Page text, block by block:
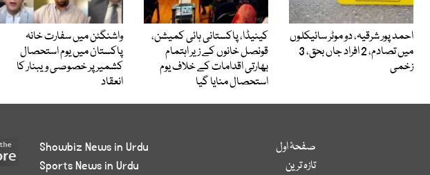
احمد پور شرقیہ، دو موٹر سائیکلوں
میں تصادم، 2 افراد جاں بحق، 3
زخمی
کینیڈا، پاکستانی ہائی کمیشن،
قونصل خانوں کے زیر اہتمام
بھارتی اقدامات کے خلاف یوم
استحصال منایا گیا
واشنگٹن میں سفارت خانہ
پاکستان میں یوم استحصال
کشمیر پر خصوصی ویبنار کا
انعقاد
صفحۂ اول
تازہ ترین
Showbiz News in Urdu
Sports News in Urdu